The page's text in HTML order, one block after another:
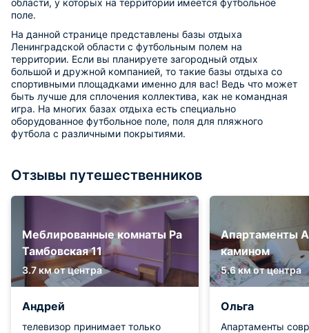
поле.
На данной странице представлены базы отдыха
Ленинградской области с футбольным полем на
территории. Если вы планируете загородный отдых
большой и дружной компанией, то такие базы отдыха со
спортивными площадками именно для вас! Ведь что может
быть лучше для сплочения коллектива, как не командная
игра. На многих базах отдыха есть специально
оборудованное футбольное поле, поля для пляжного
футбола с различными покрытиями.
Отзывы путешественников
Меблированные комнаты Ра
Тамбовская 11
3.7 км от центра
Андрей
телевизор принимает только
Апартаменты
камином
5.6 км от центра
Ольга
Апартаменты